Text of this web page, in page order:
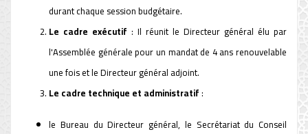
durant chaque session budgétaire.
Le cadre exécutif : Il réunit le Directeur général élu par
l'Assemblée générale pour un mandat de 4 ans renouvelable
une fois et le Directeur général adjoint.
Le cadre technique et administratif:
le Bureau du Directeur général, le Secrétariat du Conseil